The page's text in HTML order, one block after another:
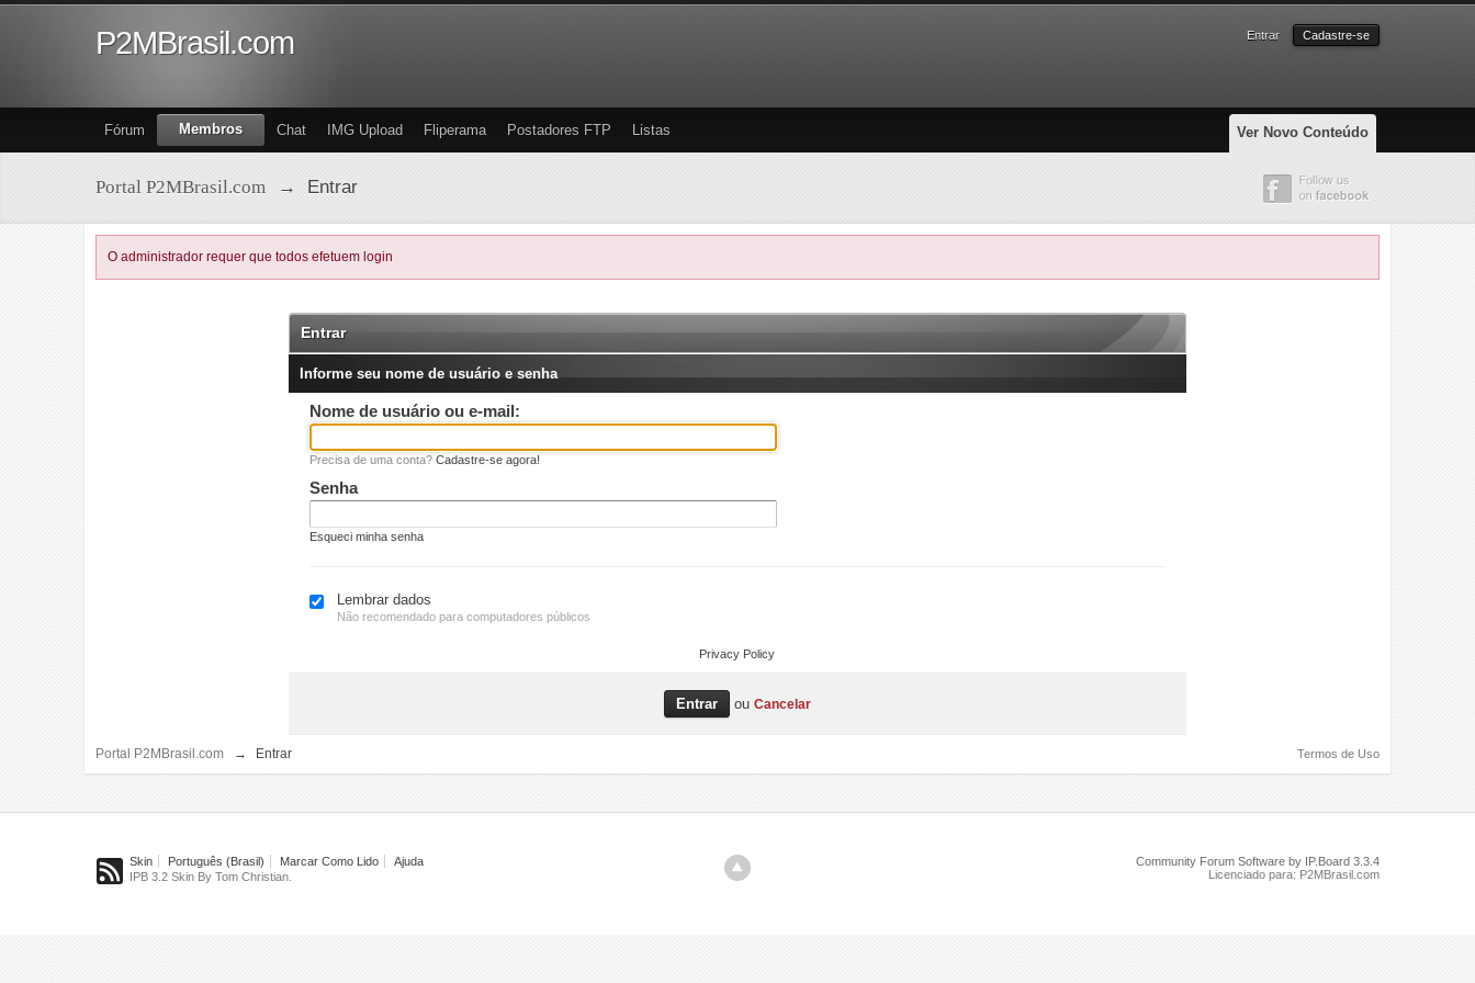
P2MBrasil.com Entrar Cadastre-se
Ver Novo Conteúdo
Fórum Membros Chat IMG Upload Fliperama Postadores FTP Listas
Portal P2MBrasil.com → Entrar
O administrador requer que todos efetuem login
Entrar
Informe seu nome de usuário e senha
Nome de usuário ou e-mail:
Precisa de uma conta? Cadastre-se agora!
Senha
Esqueci minha senha
Lembrar dados
Não recomendado para computadores públicos
Privacy Policy
ou Cancelar
Portal P2MBrasil.com → Entrar Termos de Uso
Skin Português (Brasil) Marcar Como Lido
Ajuda
IPB 3.2 Skin By Tom Christian.
Community Forum Software by IP.Board 3.3.4
Licenciado para: P2MBrasil.com